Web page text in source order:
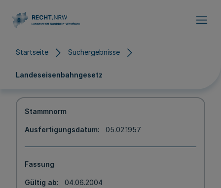
Startseite Suchergebnisse
Landeseisenbahngesetz
Stammnorm
Ausfertigungsdatum 05.02.1957
Fassung
Gültig ab
04.06.2004